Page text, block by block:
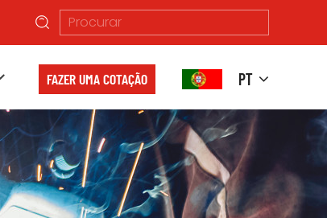
FAZER UMA COTAÇÃO PT